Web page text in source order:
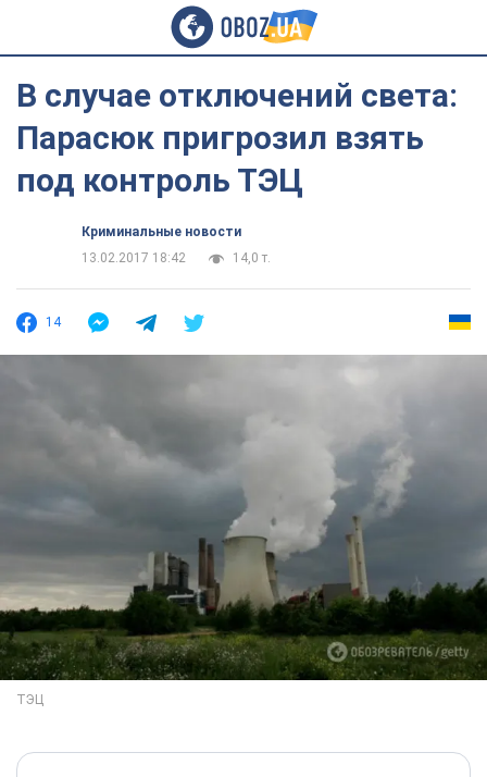
В случае отключений света:
Парасюк пригрозил взять
под контроль ТЭЦ
Криминальные новости
13.02.2017 18:42
14,0 т.
14